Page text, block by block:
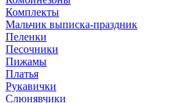
Комплекты
Мальчик выписка-праздник
Пеленки
Песочники
Пижамы
Платья
Рукавички
Слюнявчики